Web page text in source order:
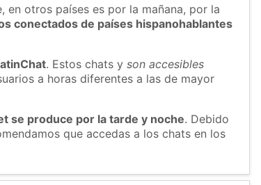
en otros países es por la mañana, por la
conectados de países hispanohablantes
. Estos chats yson accesibles
a horas diferentes a las de mayor
se produce por la tarde y noche. Debido
que accedas a los chats en los